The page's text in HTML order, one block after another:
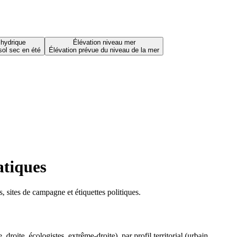
sec en été
Élévation niveau mer
Élévation prévue du niveau de la mer
sites de campagne et étiquettes politiques.